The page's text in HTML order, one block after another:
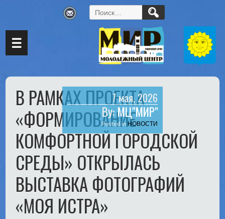
Найти:
☰
В РАМКАХ ПРОЕКТА
«ФОРМИРОВАНИЕ
КОМФОРТНОЙ ГОРОДСКОЙ
СРЕДЫ» ОТКРЫЛАСЬ
ВЫСТАВКА ФОТОГРАФИЙ
«МОЯ ИСТРА»
7 мая, 2026
By:МЦ"МИР"
Posted in НОВОСТИ